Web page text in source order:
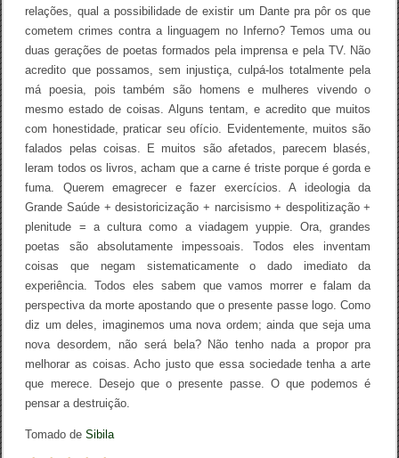
relações, qual a possibilidade de existir um Dante pra pôr os que
cometem crimes contra a linguagem no Inferno? Temos uma ou
duas gerações de poetas formados pela imprensa e pela TV. Não
acredito que possamos, sem injustiça, culpá-los totalmente pela
má poesia, pois também são homens e mulheres vivendo o
mesmo estado de coisas. Alguns tentam, e acredito que muitos
com honestidade, praticar seu ofício. Evidentemente, muitos são
falados pelas coisas. E muitos são afetados, parecem blasés,
leram todos os livros, acham que a carne é triste porque é gorda e
fuma. Querem emagrecer e fazer exercícios. A ideologia da
Grande Saúde + desistoricização + narcisismo + despolitização +
plenitude = a cultura como a viadagem yuppie. Ora, grandes
poetas são absolutamente impessoais. Todos eles inventam
coisas que negam sistematicamente o dado imediato da
experiência. Todos eles sabem que vamos morrer e falam da
perspectiva da morte apostando que o presente passe logo. Como
diz um deles, imaginemos uma nova ordem; ainda que seja uma
nova desordem, não será bela? Não tenho nada a propor pra
melhorar as coisas. Acho justo que essa sociedade tenha a arte
que merece. Desejo que o presente passe. O que podemos é
pensar a destruição.
Tomado deSibila